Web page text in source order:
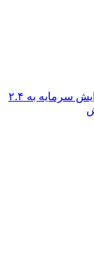
تقویت بنیه مالی پتروشیمی زاگرس با افزایش سرمایه به ۲.۴